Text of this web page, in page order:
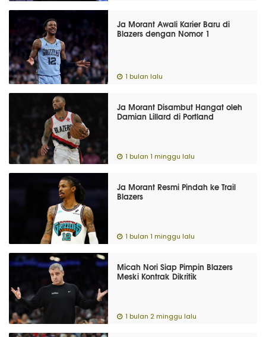
Ja Morant Awali Karier Baru di
Blazers dengan Nomor 1
1 bulan lalu
Ja Morant Disambut Hangat oleh
Damian Lillard di Portland
1 bulan 1 minggu lalu
Ja Morant Resmi Pindah ke Trail
Blazers
1 bulan 1 minggu lalu
Micah Nori Siap Pimpin Blazers
Meski Kontrak Dikritik
1 bulan 2 minggu lalu